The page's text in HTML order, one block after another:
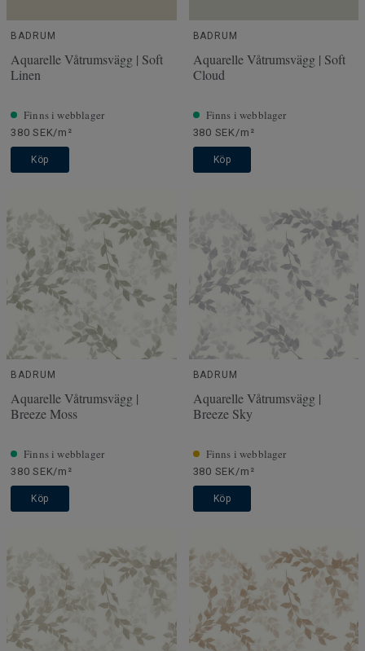
BADRUM
Aquarelle Våtrumsvägg | Soft
Linen
Finns i webblager
380 SEK/m²
Köp
BADRUM
Aquarelle Våtrumsvägg | Soft
Cloud
Finns i webblager
380 SEK/m²
Köp
BADRUM
Aquarelle Våtrumsvägg |
Breeze Moss
Finns i webblager
380 SEK/m²
Köp
BADRUM
Aquarelle Våtrumsvägg |
Breeze Sky
Finns i webblager
380 SEK/m²
Köp